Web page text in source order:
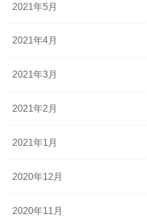
2021年5月
2021年4月
2021年3月
2021年2月
2021年1月
2020年12月
2020年11月